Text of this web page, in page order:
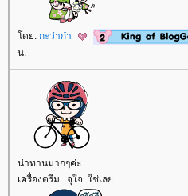
ดย: กะว่าก๋า
น.
น่าทานมากๆค่ะ
เครื่องตรึม...จุใจ..ใช่เล